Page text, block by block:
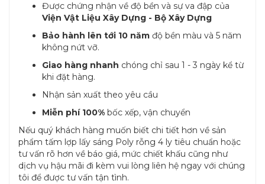
Được chứng nhận về độ bền và sự va đập của
Viện Vật Liệu Xây Dựng - Bộ Xây Dựng
Bảo hành lên tới 10 năm độ bền màu và 5 năm
không nứt vỡ.
Giao hàng nhanh chóng chỉ sau 1 - 3 ngày kể từ
khi đặt hàng.
Nhận sản xuất theo yêu cầu
Miễn phí 100% bốc xếp, vận chuyển
Nếu quý khách hàng muốn biết chi tiết hơn về sản
phẩm tấm lợp lấy sáng Poly rỗng 4 ly tiêu chuẩn hoặc
tư vấn rõ hơn về báo giá, mức chiết khấu cũng như
dịch vụ hậu mãi đi kèm vui lòng liên hệ ngay với chúng
tôi để được tư vấn tận tình.